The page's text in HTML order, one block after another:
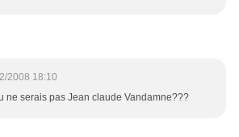
2008 18:10
ne serais pas Jean claude Vandamne???